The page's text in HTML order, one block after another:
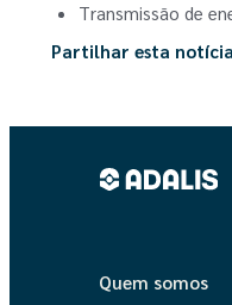
Transmissão de
Partilhar esta
Quem somos